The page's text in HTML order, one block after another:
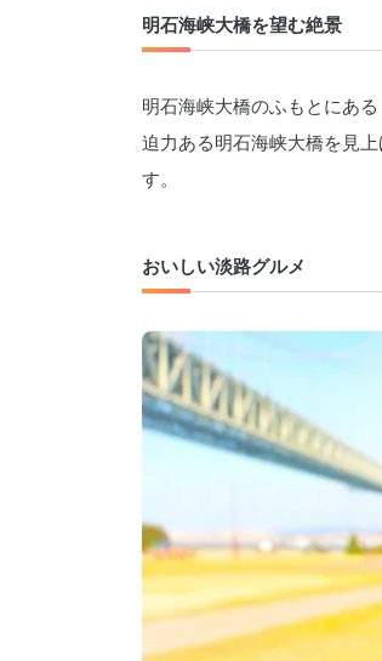
明石海峡大橋を望む絶景
明石海峡大橋のふもとにある
迫力ある明石海峡大橋を見
す。
おいしい淡路グルメ